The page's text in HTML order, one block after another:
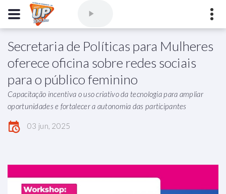
Comercial (77) 3421-3710
Ouvintes
(77) 3424-1001
marioborim@radioupconquista.com.br
Secretaria de Políticas para Mulheres
oferece oficina sobre redes sociais
para o público feminino
Capacitação incentiva o uso criativo da tecnologia para ampliar
oportunidades e fortalecer a autonomia das participantes
03 jun, 2025